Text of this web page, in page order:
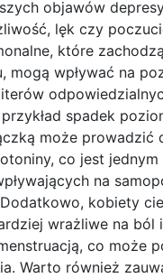
objawów
lęk czy
które
mogą wpływać na
spadek
może prowadzić
co jest
na
kobiety
wrażliwe na ból
co może
Warto również